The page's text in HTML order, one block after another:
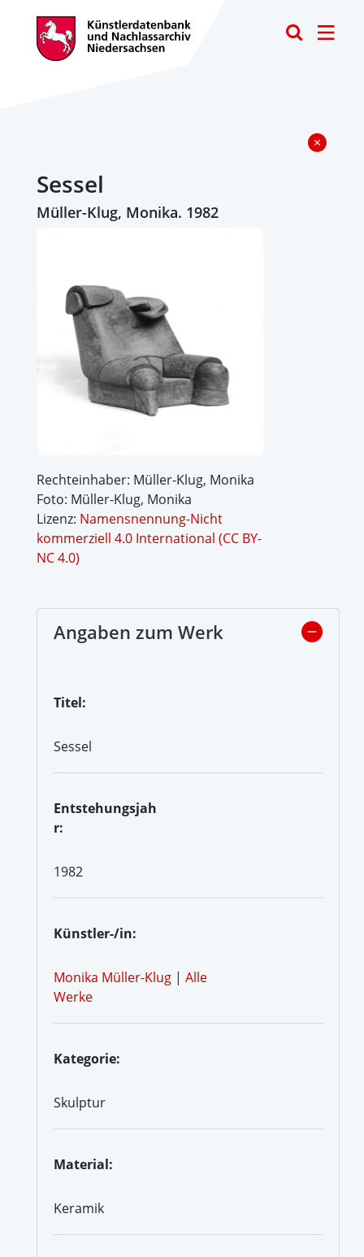
Sessel
Müller-Klug, Monika. 1982
Rechteinhaber: Müller-Klug, Monika
Foto: Müller-Klug, Monika
Lizenz: Namensnennung-Nicht
kommerziell 4.0 International (CC BY-
NC 4.0)
Angaben zum Werk
Titel:
Sessel
Entstehungsjah
r:
1982
Künstler-/in:
Monika Müller-Klug | Alle
Werke
Kategorie:
Skulptur
Material:
Keramik